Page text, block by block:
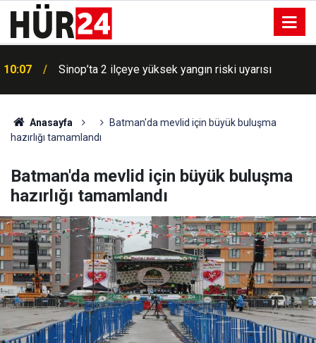
10:07 Sinop’ta 2 ilçeye yüksek yangın riski uyarısı
Anasayfa
Batman'da mevlid için büyük buluşma
hazırlığı tamamlandı
Batman'da mevlid için büyük buluşma
hazırlığı tamamlandı